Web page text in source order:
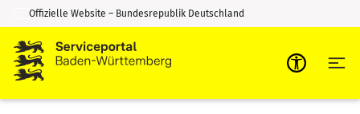
Zum Inhalt springen
Zur Suche springen
Offizielle Website – Bundesrepublik Deutschland